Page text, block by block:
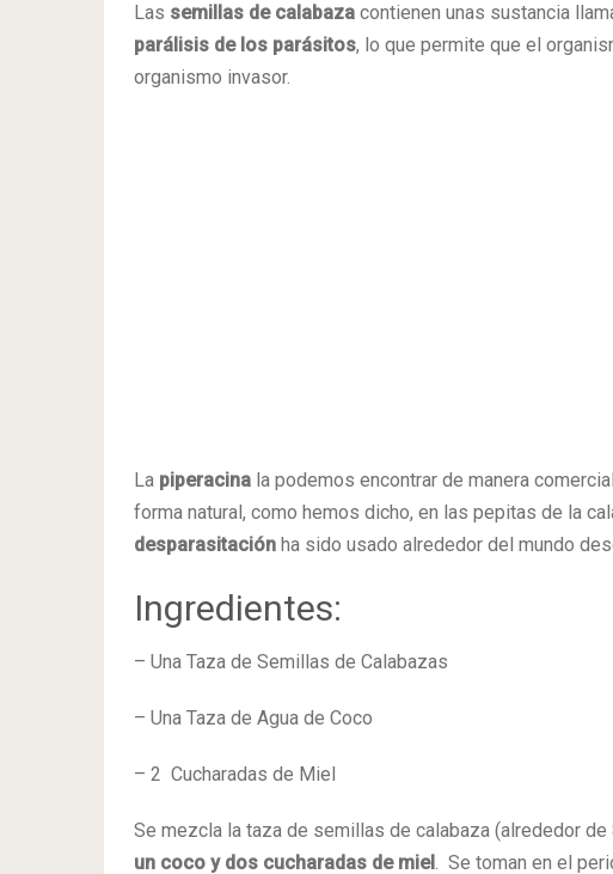
Las semillas de calabaza contienen unas sustancia
parálisis de los parásitos, lo que permite que el
organismo invasor.
La piperacina la podemos encontrar de manera
forma natural, como hemos dicho, en las pepitas de la
desparasitación ha sido usado alrededor del mundo
Ingredientes:
– Una Taza de Semillas de Calabazas
– Una Taza de Agua de Coco
– 2 Cucharadas de Miel
Se mezcla la taza de semillas de calabaza (alrededor
un coco y dos cucharadas de miel. Se toman en el